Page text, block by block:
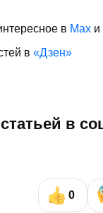
в Max и
в «Дзен»
в
0